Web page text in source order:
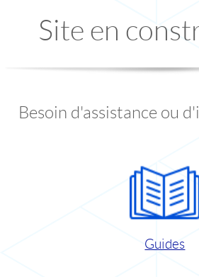
Site en
Besoin d'assistance ou
Guides